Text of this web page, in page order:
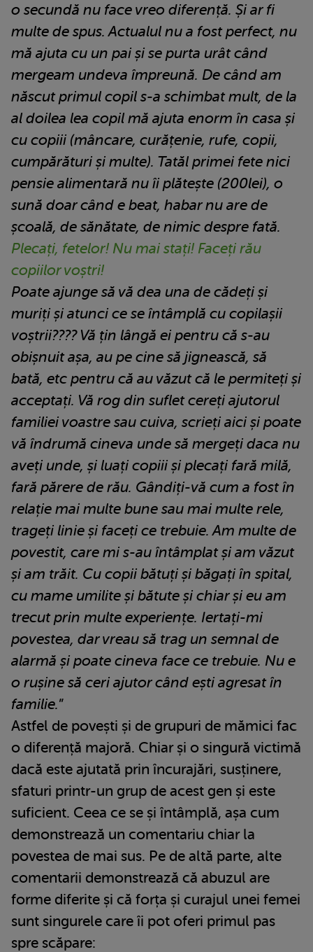
o secundă nu face vreo diferență. Și ar fi
multe de spus. Actualul nu a fost perfect, nu
mă ajuta cu un pai și se purta urât când
mergeam undeva împreună. De când am
născut primul copil s-a schimbat mult, de la
al doilea lea copil mă ajuta enorm în casa și
cu copiii (mâncare, curățenie, rufe, copii,
cumpărături și multe). Tatăl primei fete nici
pensie alimentară nu îi plătește (200lei), o
sună doar când e beat, habar nu are de
școală, de sănătate, de nimic despre fată.
Plecați, fetelor! Nu mai stați! Faceți rău
copiilor voștri!
Poate ajunge să vă dea una de cădeți și
muriți și atunci ce se întâmplă cu copilașii
voștrii???? Vă țin lângă ei pentru că s-au
obișnuit așa, au pe cine să jignească, să
bată, etc pentru că au văzut că le permiteți și
acceptați. Vă rog din suflet cereți ajutorul
familiei voastre sau cuiva, scrieți aici și poate
vă îndrumă cineva unde să mergeți daca nu
aveți unde, și luați copiii și plecați fară milă,
fară părere de rău. Gândiți-vă cum a fost în
relație mai multe bune sau mai multe rele,
trageți linie și faceți ce trebuie. Am multe de
povestit, care mi s-au întâmplat și am văzut
și am trăit. Cu copii bătuți și băgați în spital,
cu mame umilite și bătute și chiar și eu am
trecut prin multe experiențe. Iertați-mi
povestea, dar vreau să trag un semnal de
alarmă și poate cineva face ce trebuie. Nu e
o rușine să ceri ajutor când ești agresat în
familie.”
Astfel de povești și de grupuri de mămici fac
o diferență majoră. Chiar și o singură victimă
dacă este ajutată prin încurajări, susținere,
sfaturi printr-un grup de acest gen și este
suficient. Ceea ce se și întâmplă, așa cum
demonstrează un comentariu chiar la
povestea de mai sus. Pe de altă parte, alte
comentarii demonstrează că abuzul are
forme diferite și că forța și curajul unei femei
sunt singurele care îi pot oferi primul pas
spre scăpare: